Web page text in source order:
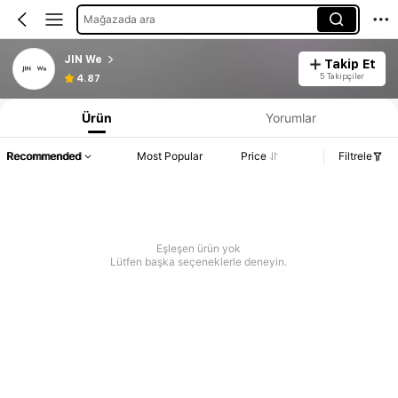
Mağazada ara
JIN We
4.87
Takip Et
5 Takipçiler
Ürün Yorumlar
Recommended Most Popular Price Filtrele
Eşleşen ürün yok
Lütfen başka seçeneklerle deneyin.